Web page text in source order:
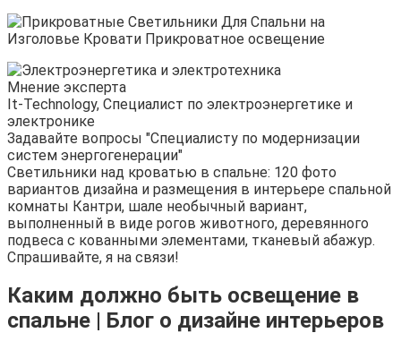
Мнение эксперта
It-Technology, Cпециалист по электроэнергетике и
электронике
Задавайте вопросы "Специалисту по модернизации
систем энергогенерации"
Светильники над кроватью в спальне: 120 фото
вариантов дизайна и размещения в интерьере спальной
комнаты Кантри, шале необычный вариант,
выполненный в виде рогов животного, деревянного
подвеса с кованными элементами, тканевый абажур.
Спрашивайте, я на связи!
Каким должно быть освещение в
спальне | Блог о дизайне интерьеров